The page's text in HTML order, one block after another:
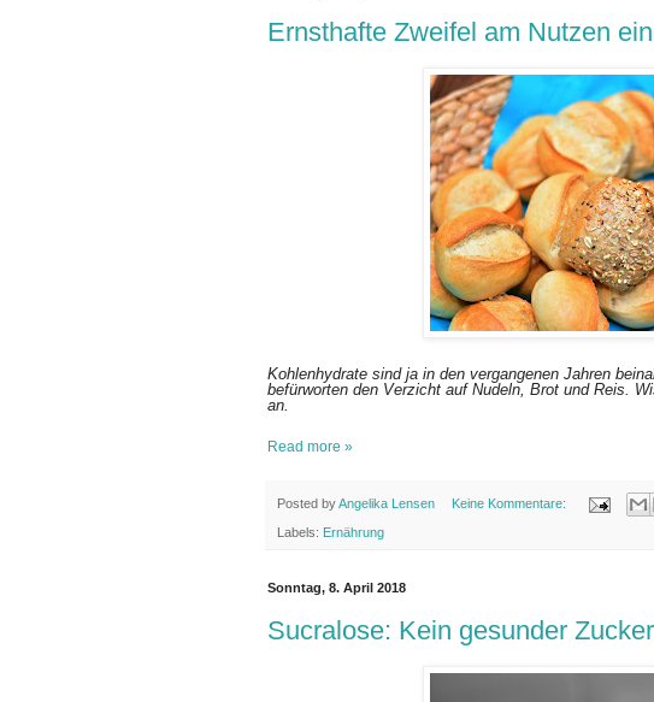
Ernsthafte Zweifel am Nutzen
Kohlenhydrate sind ja in den vergangenen Jahren
befürworten den Verzicht auf Nudeln, Brot und Reis.
an.
Read more »
Posted byAngelika Lensen Keine Kommentare:
Labels: Ernährung
Sonntag, 8. April 2018
Sucralose: Kein gesunder